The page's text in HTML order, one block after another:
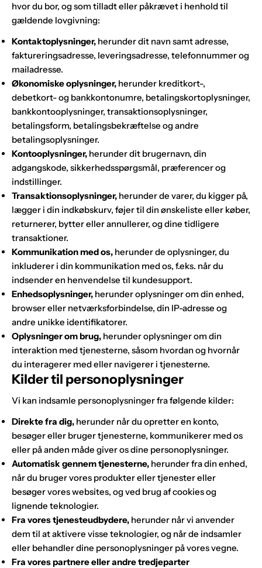
hvor du bor, og som tilladt eller påkrævet i henhold til
gældende lovgivning:
Kontaktoplysninger, herunder dit navn samt adresse,
faktureringsadresse, leveringsadresse, telefonnummer og
mailadresse.
Økonomiske oplysninger, herunder kreditkort-,
debetkort- og bankkontonumre, betalingskortoplysninger,
bankkontooplysninger, transaktionsoplysninger,
betalingsform, betalingsbekræftelse og andre
betalingsoplysninger.
Kontooplysninger, herunder dit brugernavn, din
adgangskode, sikkerhedsspørgsmål, præferencer og
indstillinger.
Transaktionsoplysninger, herunder de varer, du kigger på,
lægger i din indkøbskurv, føjer til din ønskeliste eller køber,
returnerer, bytter eller annullerer, og dine tidligere
transaktioner.
Kommunikation med os, herunder de oplysninger, du
inkluderer i din kommunikation med os, f.eks. når du
indsender en henvendelse til kundesupport.
Enhedsoplysninger, herunder oplysninger om din enhed,
browser eller netværksforbindelse, din IP-adresse og
andre unikke identifikatorer.
Oplysninger om brug, herunder oplysninger om din
interaktion med tjenesterne, såsom hvordan og hvornår
du interagerer med eller navigerer i tjenesterne.
Kilder til personoplysninger
Vi kan indsamle personoplysninger fra følgende kilder:
Direkte fra dig, herunder når du opretter en konto,
besøger eller bruger tjenesterne, kommunikerer med os
eller på anden måde giver os dine personoplysninger.
Automatisk gennem tjenesterne, herunder fra din enhed,
når du bruger vores produkter eller tjenester eller
besøger vores websites, og ved brug af cookies og
lignende teknologier.
Fra vores tjenesteudbydere, herunder når vi anvender
dem til at aktivere visse teknologier, og når de indsamler
eller behandler dine personoplysninger på vores vegne.
Fra vores partnere eller andre tredjeparter